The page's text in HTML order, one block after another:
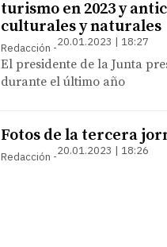
turismo en 2023 y
culturales y naturales
Redacción 20.01.2023 | 18:27
El presidente de la Junta
durante el último año
Fotos de la tercera
Redacción 20.01.2023 | 18:26